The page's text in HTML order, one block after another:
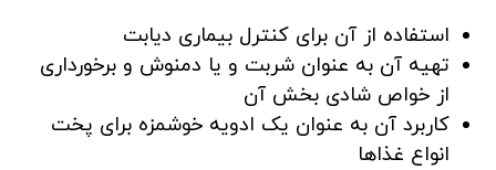
استفاده از آن برای کنترل بیماری دیابت
تهیه آن به عنوان شربت و یا دمنوش و برخورداری
از خواص شادی بخش آن
کاربرد آن به عنوان یک ادویه خوشمزه برای پخت
انواع غذاها